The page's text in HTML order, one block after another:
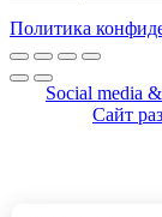
Политика
Social media
Сайт